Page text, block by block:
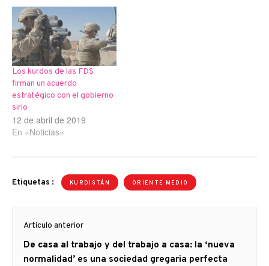
Los kurdos de las FDS
firman un acuerdo
estratégico con el gobierno
sirio
12 de abril de 2019
En «Noticias»
Etiquetas : KURDISTÁN ORIENTE MEDIO
de
entradas
Artículo anterior
Artículo
anterior
De casa al trabajo y del trabajo a casa: la ‘nueva
normalidad’ es una sociedad gregaria perfecta